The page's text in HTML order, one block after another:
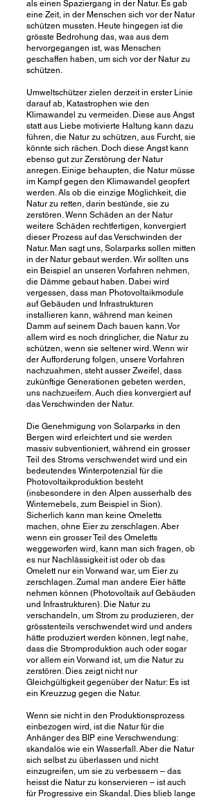
als einen Spaziergang in der Natur. Es gab
eine Zeit, in der Menschen sich vor der Natur
schützen mussten. Heute hingegen ist die
grösste Bedrohung das, was aus dem
hervorgegangen ist, was Menschen
geschaffen haben, um sich vor der Natur zu
schützen.
Umweltschützer zielen derzeit in erster Linie
darauf ab, Katastrophen wie den
Klimawandel zu vermeiden. Diese aus Angst
statt aus Liebe motivierte Haltung kann dazu
führen, die Natur zu schützen, aus Furcht, sie
könnte sich rächen. Doch diese Angst kann
ebenso gut zur Zerstörung der Natur
anregen. Einige behaupten, die Natur müsse
im Kampf gegen den Klimawandel geopfert
werden. Als ob die einzige Möglichkeit, die
Natur zu retten, darin bestünde, sie zu
zerstören. Wenn Schäden an der Natur
weitere Schäden rechtfertigen, konvergiert
dieser Prozess auf das Verschwinden der
Natur. Man sagt uns, Solarparks sollen mitten
in der Natur gebaut werden. Wir sollten uns
ein Beispiel an unseren Vorfahren nehmen,
die Dämme gebaut haben. Dabei wird
vergessen, dass man Photovoltaikmodule
auf Gebäuden und Infrastrukturen
installieren kann, während man keinen
Damm auf seinem Dach bauen kann. Vor
allem wird es noch dringlicher, die Natur zu
schützen, wenn sie seltener wird. Wenn wir
der Aufforderung folgen, unsere Vorfahren
nachzuahmen, steht ausser Zweifel, dass
zukünftige Generationen gebeten werden,
uns nachzueifern. Auch dies konvergiert auf
das Verschwinden der Natur.
Die Genehmigung von Solarparks in den
Bergen wird erleichtert und sie werden
massiv subventioniert, während ein grosser
Teil des Stroms verschwendet wird und ein
bedeutendes Winterpotenzial für die
Photovoltaikproduktion besteht
(insbesondere in den Alpen ausserhalb des
Winternebels, zum Beispiel in Sion).
Sicherlich kann man keine Omeletts
machen, ohne Eier zu zerschlagen. Aber
wenn ein grosser Teil des Omeletts
weggeworfen wird, kann man sich fragen, ob
es nur Nachlässigkeit ist oder ob das
Omelett nur ein Vorwand war, um Eier zu
zerschlagen. Zumal man andere Eier hätte
nehmen können (Photovoltaik auf Gebäuden
und Infrastrukturen). Die Natur zu
verschandeln, um Strom zu produzieren, der
grösstenteils verschwendet wird und anders
hätte produziert werden können, legt nahe,
dass die Stromproduktion auch oder sogar
vor allem ein Vorwand ist, um die Natur zu
zerstören. Dies zeigt nicht nur
Gleichgültigkeit gegenüber der Natur: Es ist
ein Kreuzzug gegen die Natur.
Wenn sie nicht in den Produktionsprozess
einbezogen wird, ist die Natur für die
Anhänger des BIP eine Verschwendung:
skandalös wie ein Wasserfall. Aber die Natur
sich selbst zu überlassen und nicht
einzugreifen, um sie zu verbessern – das
heisst die Natur zu konservieren – ist auch
für Progressive ein Skandal. Dies blieb lange